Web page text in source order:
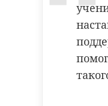
Ветер
суток его
9 м/с, днем
Ночью
до +4